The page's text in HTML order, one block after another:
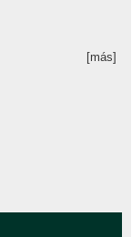
[más]